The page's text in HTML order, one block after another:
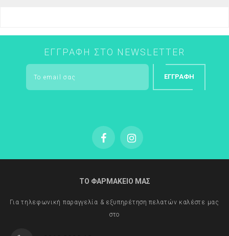
περιποίησης:
Ενίσχυση ενυδάτωσης σε 10 λεπτά
Αποκατάσταση της επιδερμίδας τη νύχτα, αφήνοντας τη
μάσκα να δράσει έως το πρωί
ΕΓΓΡΑΦΉ ΣΤΟ NEWSLETTER
ΕΓΓΡΑΦΉ
ΤΟ ΦΑΡΜΑΚΕΙΟ ΜΑΣ
Για τηλεφωνική παραγγελία & εξυπηρέτηση πελατών καλέστε μας
στο